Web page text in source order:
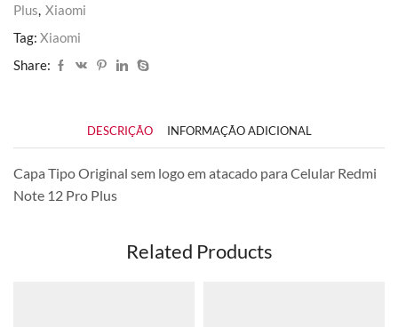
Plus, Xiaomi
Tag: Xiaomi
Share:
DESCRIÇÃO INFORMAÇÃO ADICIONAL
Capa Tipo Original sem logo em atacado para Celular Redmi
Note 12 Pro Plus
Related Products